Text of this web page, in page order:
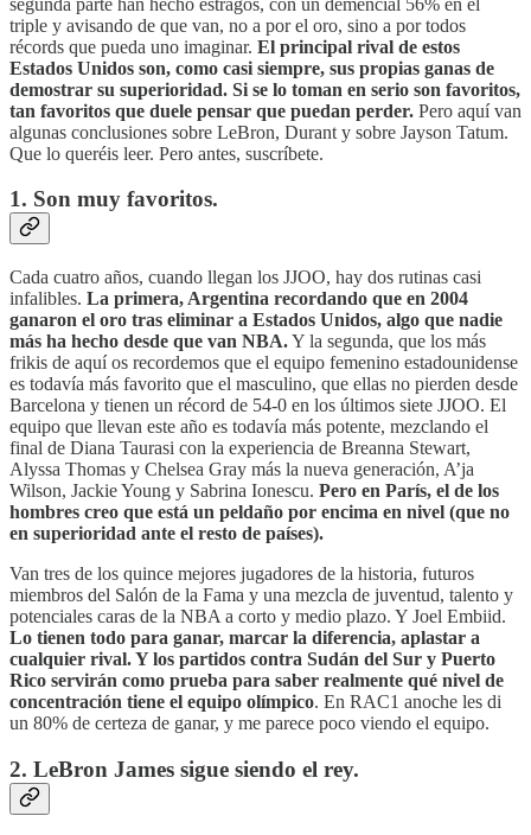
triple y avisando de que van, no a por el oro, sino a por todos
récords que pueda uno imaginar. El principal rival de estos
Estados Unidos son, como casi siempre, sus propias ganas de
demostrar su superioridad. Si se lo toman en serio son favoritos,
tan favoritos que duele pensar que puedan perder. Pero aquí van
algunas conclusiones sobre LeBron, Durant y sobre Jayson Tatum.
Que lo queréis leer. Pero antes, suscríbete.
1. Son muy favoritos.
Cada cuatro años, cuando llegan los JJOO, hay dos rutinas casi
infalibles. La primera, Argentina recordando que en 2004
ganaron el oro tras eliminar a Estados Unidos, algo que nadie
más ha hecho desde que van NBA.Y la segunda, que los más
frikis de aquí os recordemos que el equipo femenino estadounidense
es todavía más favorito que el masculino, que ellas no pierden desde
Barcelona y tienen un récord de 54-0 en los últimos siete JJOO. El
equipo que llevan este año es todavía más potente, mezclando el
final de Diana Taurasi con la experiencia de Breanna Stewart,
Alyssa Thomas y Chelsea Gray más la nueva generación, A’ja
Wilson, Jackie Young y Sabrina Ionescu. Pero en París, el de los
hombres creo que está un peldaño por encima en nivel (que no
en superioridad ante el resto de países).
Van tres de los quince mejores jugadores de la historia, futuros
miembros del Salón de la Fama y una mezcla de juventud, talento y
potenciales caras de la NBA a corto y medio plazo. Y Joel Embiid.
Lo tienen todo para ganar, marcar la diferencia, aplastar a
cualquier rival. Y los partidos contra Sudán del Sur y Puerto
Rico servirán como prueba para saber realmente qué nivel de
concentración tiene el equipo olímpico. En RAC1 anoche les di
un 80% de certeza de ganar, y me parece poco viendo el equipo.
2. LeBron James sigue siendo el rey.